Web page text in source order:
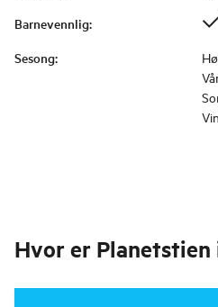
Barnevennlig:
Sesong:
Hvor er Planetstien